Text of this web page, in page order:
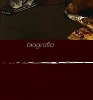
biografia